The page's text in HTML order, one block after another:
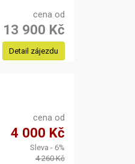
cena od
13 900 Kč
Detail zájezdu
cena od
4 000 Kč
Sleva - 6%
4 260 Kč